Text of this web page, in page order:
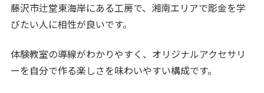
藤沢市辻堂東海岸にある工房で、湘南エリアで彫金を学
びたい人に相性が良いです。
体験教室の導線がわかりやすく、オリジナルアクセサリ
ーを自分で作る楽しさを味わいやすい構成です。